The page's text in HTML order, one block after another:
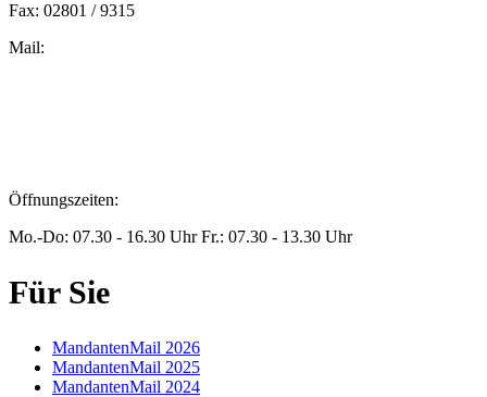
Fax: 02801 / 9315
Mail:
Öffnungszeiten:
Mo.-Do: 07.30 - 16.30 Uhr Fr.: 07.30 - 13.30 Uhr
Für Sie
MandantenMail 2026
MandantenMail 2025
MandantenMail 2024